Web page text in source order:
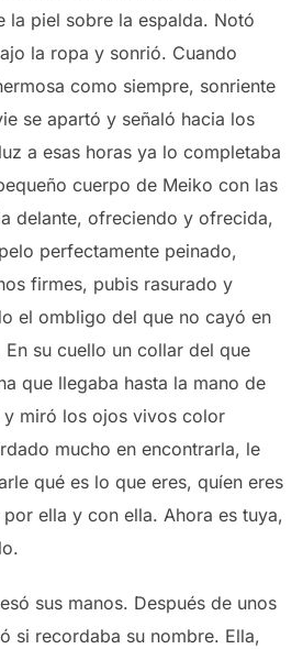
la piel sobre la espalda. Notó
la ropa y sonrió. Cuando
como siempre, sonriente
se apartó y señaló hacia los
a esas horas ya lo completaba
cuerpo de Meiko con las
delante, ofreciendo y ofrecida,
perfectamente peinado,
firmes, pubis rasurado y
el ombligo del que no cayó en
su cuello un collar del que
que llegaba hasta la mano de
miró los ojos vivos color
mucho en encontrarla, le
qué es lo que eres, quíen eres
ella y con ella. Ahora es tuya,
sus manos. Después de unos
si recordaba su nombre. Ella,